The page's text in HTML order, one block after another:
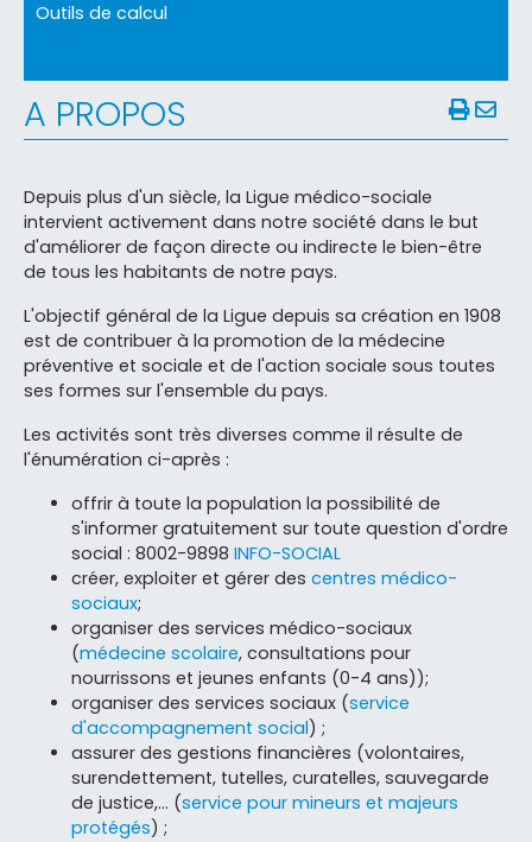
Outils de calcul
A PROPOS
Depuis plus d'un siècle, la Ligue médico-sociale
intervient activement dans notre société dans le but
d'améliorer de façon directe ou indirecte le bien-être
de tous les habitants de notre pays.
L'objectif général de la Ligue depuis sa création en 1908
est de contribuer à la promotion de la médecine
préventive et sociale et de l'action sociale sous toutes
ses formes sur l'ensemble du pays.
Les activités sont très diverses comme il résulte de
l'énumération ci-après :
offrir à toute la population la possibilité de
s'informer gratuitement sur toute question d'ordre
social : 8002-9898 INFO-SOCIAL
créer, exploiter et gérer des centres médico-
sociaux;
organiser des services médico-sociaux
(médecine scolaire, consultations pour
nourrissons et jeunes enfants (0-4 ans));
organiser des services sociaux (service
d'accompagnement social) ;
assurer des gestions financières (volontaires,
surendettement, tutelles, curatelles, sauvegarde
de justice,... (service pour mineurs et majeurs
protégés) ;